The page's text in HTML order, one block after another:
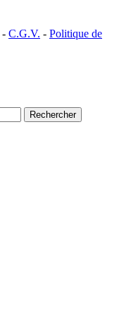
- C.G.V. - Politique de